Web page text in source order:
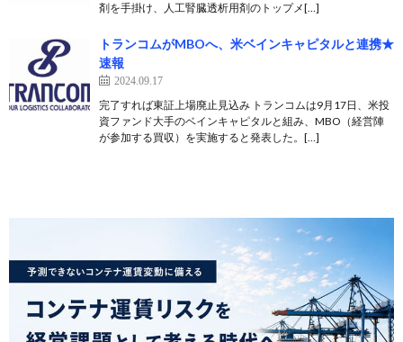
剤を手掛け、人工腎臓透析用剤のトップメ[…]
トランコムがMBOへ、米ベインキャピタルと連携★
速報
2024.09.17
完了すれば東証上場廃止見込み トランコムは9月17日、米投
資ファンド大手のベインキャピタルと組み、MBO（経営陣
が参加する買収）を実施すると発表した。[…]